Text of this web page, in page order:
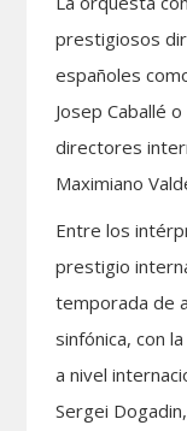
prestigiosos
españoles
Josep Caballé
directores
Maximiano
Entre los
prestigio
temporada de
sinfónica, con
a nivel
Sergei